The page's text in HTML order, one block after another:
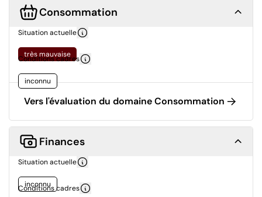
Consommation
Situation actuelle
très mauvaise
Conditions cadres
inconnu
Vers l'évaluation du domaine Consommation
Finances
Situation actuelle
inconnu
Conditions cadres